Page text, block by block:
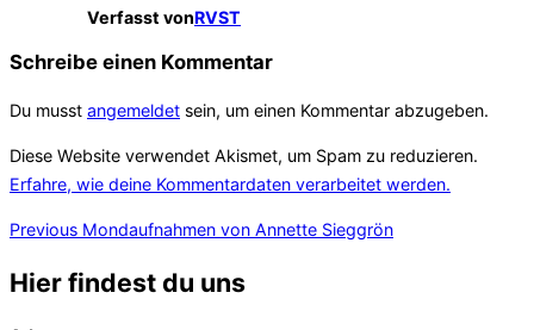
Verfasst vonRVST
Schreibe einen Kommentar
Du musst angemeldet sein, um einen Kommentar abzugeben.
Diese Website verwendet Akismet, um Spam zu reduzieren.
Erfahre, wie deine Kommentardaten verarbeitet werden.
Beitragsnavigation
Previous
Previous Mondaufnahmen von Annette Sieggrön
Hier findest du uns